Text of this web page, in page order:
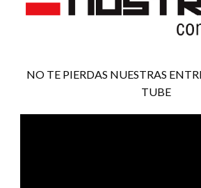
NO TE PIERDAS NUESTRAS
TUBE